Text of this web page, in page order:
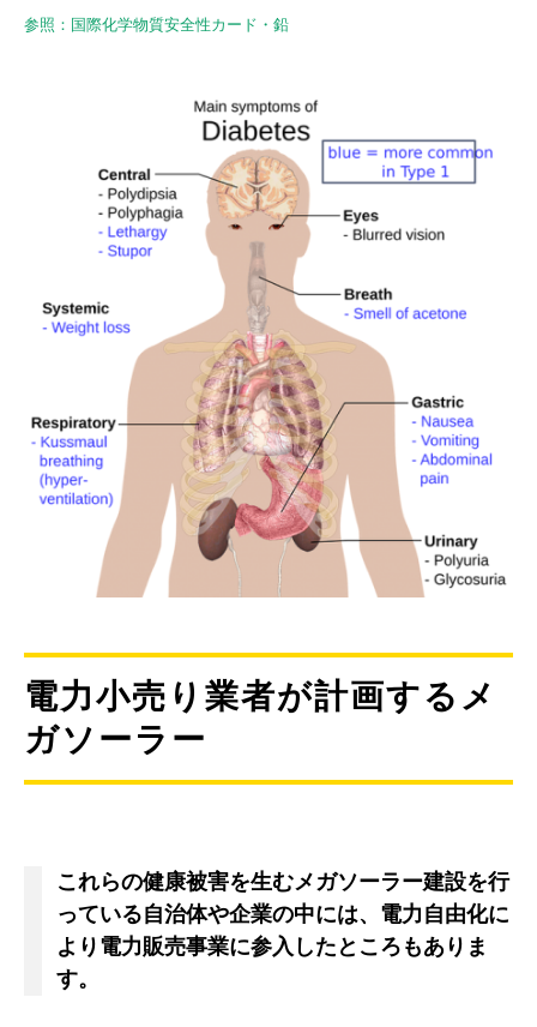
参照：国際化学物質安全性カード・鉛
電力小売り業者が計画するメ
ガソーラー
これらの健康被害を生むメガソーラー建設を行
っている自治体や企業の中には、電力自由化に
より電力販売事業に参入したところもありま
す。